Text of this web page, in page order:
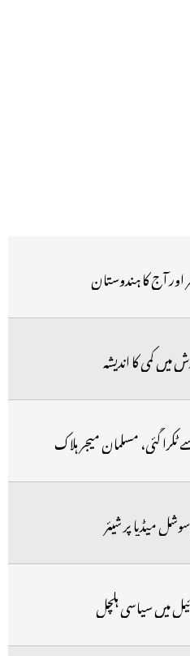
اور آج کا ہندوستان
کمی کا اندیشہ
گئی، مسلمان میجر ہلاک
میڈیا پر شیئر
میں سیاسی ہلچل